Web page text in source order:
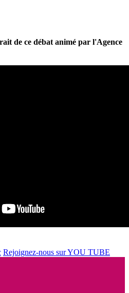
de ce débat animé par l'Agence
Rejoignez-nous sur YOU TUBE